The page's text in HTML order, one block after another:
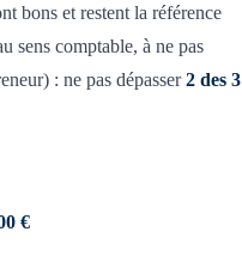
bons et restent la référence
sens comptable, à ne pas
: ne pas dépasser2 des 3
€